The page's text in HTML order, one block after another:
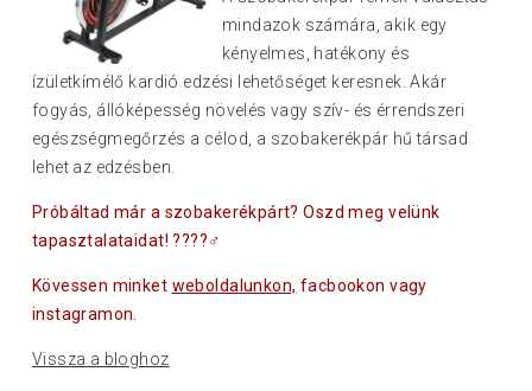
mindazok számára, akik egy
kényelmes, hatékony és
ízületkímélő kardió edzési lehetőséget keresnek. Akár
fogyás, állóképesség növelés vagy szív- és érrendszeri
egészségmegőrzés a célod, a szobakerékpár hű társad
lehet az edzésben.
Próbáltad már a szobakerékpárt? Oszd meg velünk
tapasztalataidat! ????‍♂️
Kövessen minket weboldalunkon, facbookon vagy
instagramon.
Vissza a bloghoz